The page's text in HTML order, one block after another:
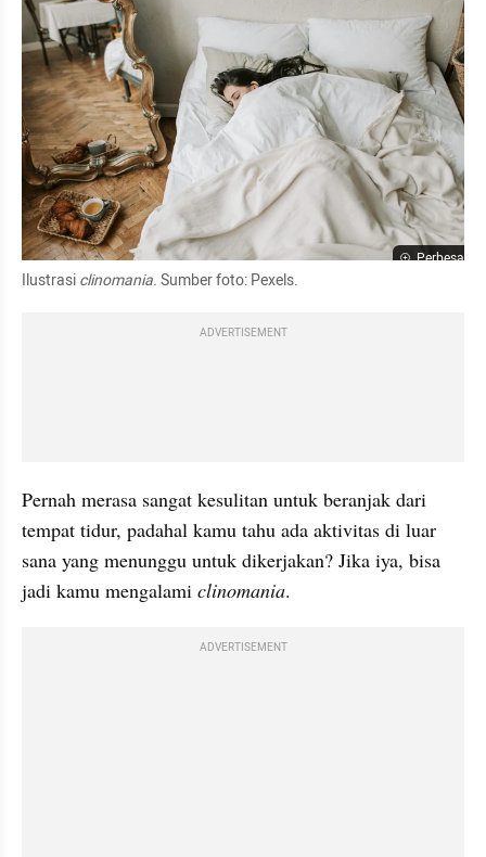
Perbesar
Ilustrasi clinomania. Sumber foto: Pexels.
ADVERTISEMENT
Pernah merasa sangat kesulitan untuk beranjak dari
tempat tidur, padahal kamu tahu ada aktivitas di luar
sana yang menunggu untuk dikerjakan? Jika iya, bisa
jadi kamu mengalami clinomania.
ADVERTISEMENT